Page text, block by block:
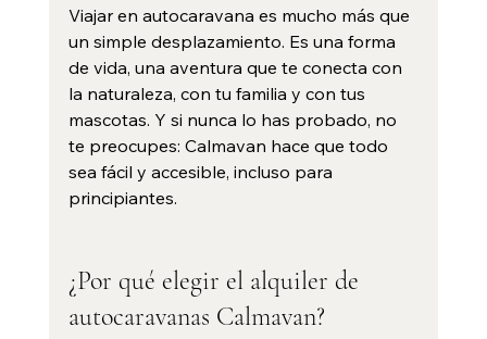
Viajar en autocaravana es mucho más que
un simple desplazamiento. Es una forma
de vida, una aventura que te conecta con
la naturaleza, con tu familia y con tus
mascotas. Y si nunca lo has probado, no
te preocupes: Calmavan hace que todo
sea fácil y accesible, incluso para
principiantes.
¿Por qué elegir el alquiler de
autocaravanas Calmavan?